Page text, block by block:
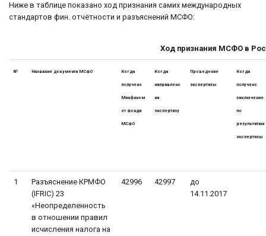
Ниже в таблице показано ход признания самих международных
стандартов фин. отчётности и разъяснений МСФО:
Ход признания МСФО в
№ Название документа МСФО Когда
получено
Минфином
от Фонда
МСФО
Когда
направлено
на
экспертизу
Проведение
экспертизы
Когда
получено
заключение
по
результатам
экспертизы
1
Разъяснение КРМФО
(IFRIC) 23
«Неопределенность
в отношении правил
исчисления налога на
42996 42997
до
14.11.2017